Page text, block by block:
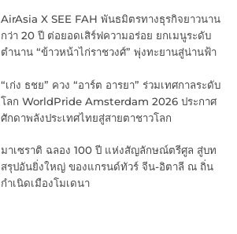
AirAsia X SEE FAH พันธมิตรทางธุรกิจยาวนาน
กว่า 20 ปี ต่อยอดเสิร์ฟความอร่อย ยกเมนูระดับ
ตำนาน “ข้าวหน้าไก่ราชวงศ์” พุ่งทะยานสู่น่านฟ้า
“เก่ง ธชย” ควง “อาร์ต อารยา” ร่วมเทศกาลระดับ
โลก WorldPride Amsterdam 2026 ประกาศ
ศักดาพลังประเทศไทยสู่สายตาชาวโลก
มาเซราติ ฉลอง 100 ปี แห่งสัญลักษณ์ตรีศูล สู่บท
สรุปอันยิ่งใหญ่ ของแกรนด์ทัวร์ จีน-อิตาลี ณ ถิ่น
กำเนิดเมืองโมเดนา